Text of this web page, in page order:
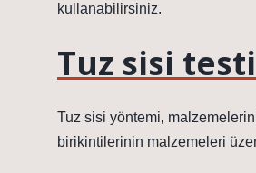
kullanabilirsiniz.
Tuz sisi
Tuz sisi yöntemi, malzemelerin
birikintilerinin malzemeleri